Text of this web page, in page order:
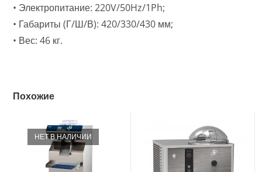
• Электропитание: 220V/50Hz/1Ph;
• Габариты (Г/Ш/В): 420/330/430 мм;
• Вес: 46 кг.
Похожие
НЕТ В НАЛИЧИИ